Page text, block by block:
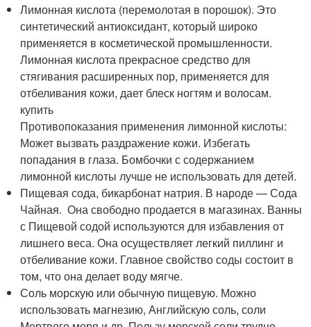
Лимонная кислота (перемолотая в порошок). Это
синтетический антиоксидант, который широко
применяется в косметической промышленности.
Лимонная кислота прекрасное средство для
стягивания расширенных пор, применяется для
отбеливания кожи, дает блеск ногтям и волосам.
купить
Противопоказания применения лимонной кислоты:
Может вызвать раздражение кожи. Избегать
попадания в глаза. Бомбочки с содержанием
лимонной кислоты лучше не использовать для детей.
Пищевая сода, бикарбонат натрия. В народе — Сода
Чайная. Она свободно продается в магазинах. Ванны
с Пищевой содой используются для избавления от
лишнего веса. Она осуществляет легкий пиллинг и
отбеливание кожи. Главное свойство соды состоит в
том, что она делает воду мягче.
Соль морскую или обычную пищевую. Можно
использовать магнезию, Английскую соль, соли